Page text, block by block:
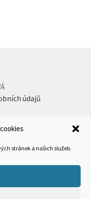
stránek a našich služeb.
údajů